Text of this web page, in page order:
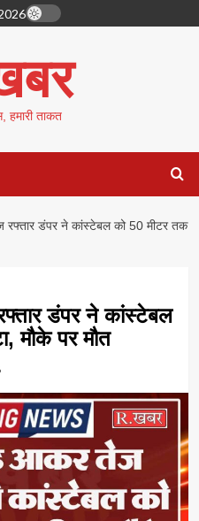
हमारी ताकत
रफ्तार डंपर ने कांस्टेबल को 50 मीटर तक
डंपर ने कांस्टेबल
मौके पर मौत